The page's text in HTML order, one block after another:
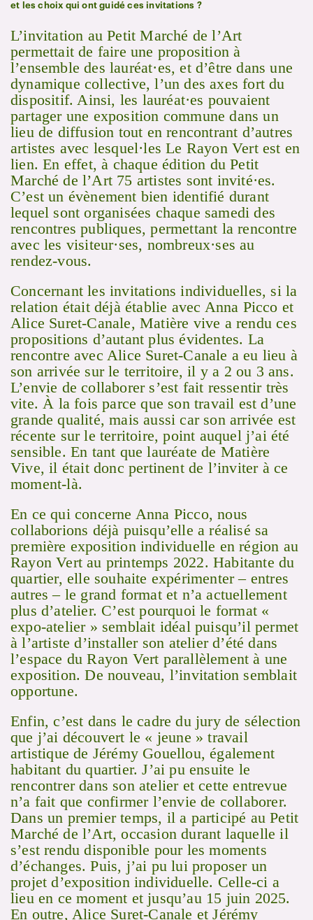
et les choix qui ont guidé ces invitations ?
L’invitation au Petit Marché de l’Art
permettait de faire une proposition à
l’ensemble des lauréat·es, et d’être dans une
dynamique collective, l’un des axes fort du
dispositif. Ainsi, les lauréat·es pouvaient
partager une exposition commune dans un
lieu de diffusion tout en rencontrant d’autres
artistes avec lesquel·les Le Rayon Vert est en
lien. En effet, à chaque édition du Petit
Marché de l’Art 75 artistes sont invité·es.
C’est un évènement bien identifié durant
lequel sont organisées chaque samedi des
rencontres publiques, permettant la rencontre
avec les visiteur·ses, nombreux·ses au
rendez-vous.
Concernant les invitations individuelles, si la
relation était déjà établie avec Anna Picco et
Alice Suret-Canale, Matière vive a rendu ces
propositions d’autant plus évidentes. La
rencontre avec Alice Suret-Canale a eu lieu à
son arrivée sur le territoire, il y a 2 ou 3 ans.
L’envie de collaborer s’est fait ressentir très
vite. À la fois parce que son travail est d’une
grande qualité, mais aussi car son arrivée est
récente sur le territoire, point auquel j’ai été
sensible. En tant que lauréate de Matière
Vive, il était donc pertinent de l’inviter à ce
moment-là.
En ce qui concerne Anna Picco, nous
collaborions déjà puisqu’elle a réalisé sa
première exposition individuelle en région au
Rayon Vert au printemps 2022. Habitante du
quartier, elle souhaite expérimenter – entres
autres – le grand format et n’a actuellement
plus d’atelier. C’est pourquoi le format «
expo-atelier » semblait idéal puisqu’il permet
à l’artiste d’installer son atelier d’été dans
l’espace du Rayon Vert parallèlement à une
exposition. De nouveau, l’invitation semblait
opportune.
Enfin, c’est dans le cadre du jury de sélection
que j’ai découvert le « jeune » travail
artistique de Jérémy Gouellou, également
habitant du quartier. J’ai pu ensuite le
rencontrer dans son atelier et cette entrevue
n’a fait que confirmer l’envie de collaborer.
Dans un premier temps, il a participé au Petit
Marché de l’Art, occasion durant laquelle il
s’est rendu disponible pour les moments
d’échanges. Puis, j’ai pu lui proposer un
projet d’exposition individuelle. Celle-ci a
lieu en ce moment et jusqu’au 15 juin 2025.
En outre, Alice Suret-Canale et Jérémy